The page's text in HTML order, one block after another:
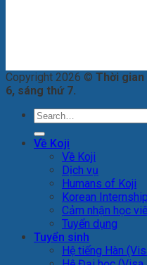
Copyright 2026 © Thời
6, sáng thứ 7.
Về Koji
Về Koji
Dịch vụ
Humans of Koji
Korean Internship
Cảm nhận học
Tuyển dụng
Tuyển sinh
Hệ tiếng Hàn